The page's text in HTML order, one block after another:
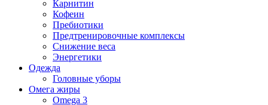
Карнитин
Кофеин
Пребиотики
Предтренировочные комплексы
Снижение веса
Энергетики
Одежда
Головные уборы
Омега жиры
Omega 3